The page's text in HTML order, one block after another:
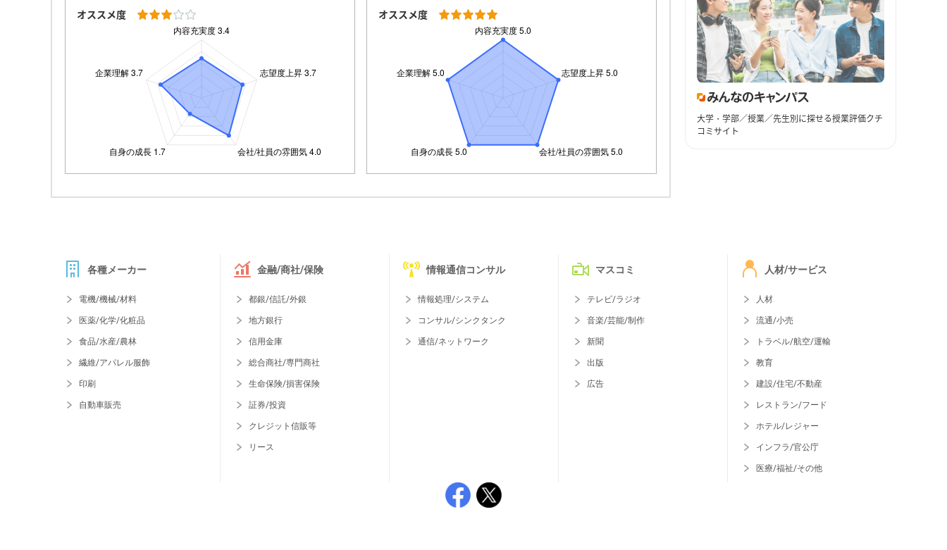
オススメ度 オススメ度
大学・学部／授業／先生別に探せる授業評価クチ
コミサイト
各種メーカー
電機/機械/材料
医薬/化学/化粧品
食品/水産/農林
繊維/アパレル服飾
印刷
自動車販売
金融/商社/保険
都銀/信託/外銀
地方銀行
信用金庫
総合商社/専門商社
生命保険/損害保険
証券/投資
クレジット信販等
リース
情報通信コンサル
情報処理/システム
コンサル/シンクタンク
通信/ネットワーク
マスコミ
テレビ/ラジオ
音楽/芸能/制作
新聞
出版
広告
人材/サービス
人材
流通/小売
トラベル/航空/運輸
教育
建設/住宅/不動産
レストラン/フード
ホテル/レジャー
インフラ/官公庁
医療/福祉/その他